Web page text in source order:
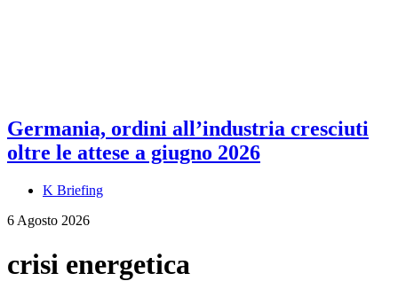
Germania, ordini all’industria cresciuti
oltre le attese a giugno 2026
K Briefing
6 Agosto 2026
crisi energetica